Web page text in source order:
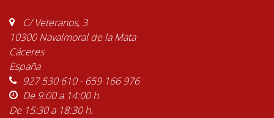
C/ Veteranos, 3
10300 Navalmoral de la Mata
Cáceres
España
927 530 610 - 659 166 976
De 9:00 a 14:00 h
De 15:30 a 18:30 h.